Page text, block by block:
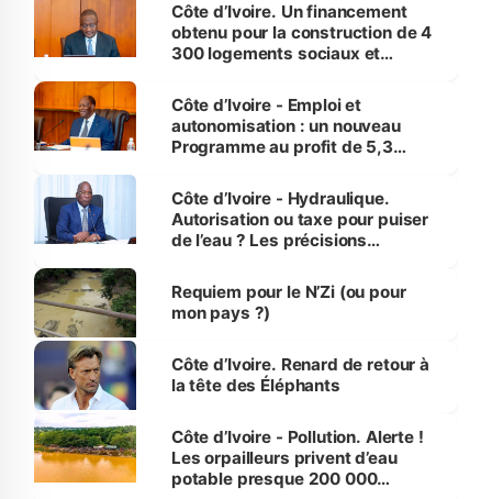
Côte d’Ivoire. Un financement
obtenu pour la construction de 4
300 logements sociaux et
et Yamoussoukro
Côte d’Ivoire - Emploi et
autonomisation : un nouveau
Programme au profit de 5,3
Côte d’Ivoire - Hydraulique.
Autorisation ou taxe pour puiser
de l’eau ? Les précisions
Requiem pour le N’Zi (ou pour
mon pays ?)
Côte d’Ivoire. Renard de retour à
la tête des Éléphants
Côte d’Ivoire - Pollution. Alerte !
Les orpailleurs privent d’eau
potable presque 200 000